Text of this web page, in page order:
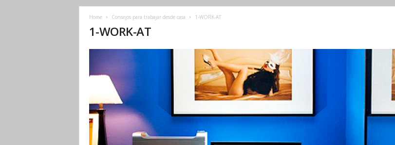
Home Consejos para trabajar desde casa 1-WORK-AT
1-WORK-AT